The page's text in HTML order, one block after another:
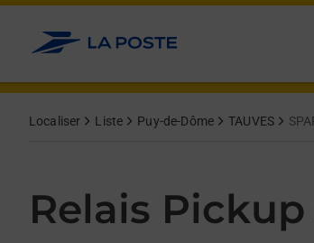
Allez au contenu
Localiser Liste Puy-de-Dôme TAUVES
Relais Pickup
Day of the WeekHours
Get directions to Relais Pickup at ROUTE DE
lien s'ouvre dans un nouvel onglet